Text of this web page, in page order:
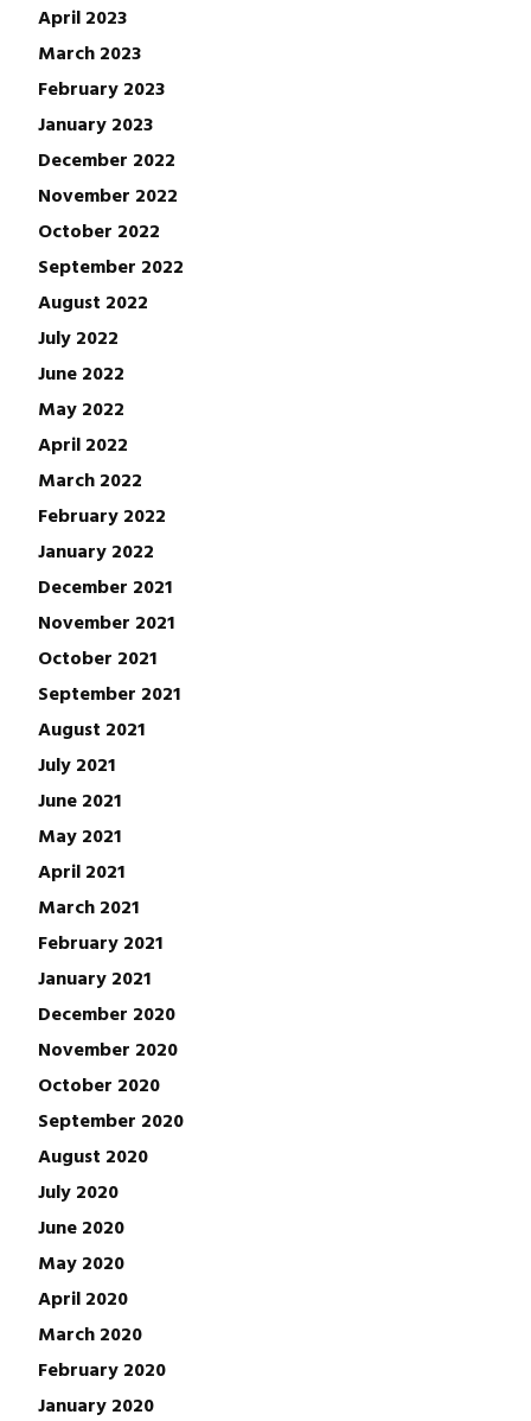
April 2023
March 2023
February 2023
January 2023
December 2022
November 2022
October 2022
September 2022
August 2022
July 2022
June 2022
May 2022
April 2022
March 2022
February 2022
January 2022
December 2021
November 2021
October 2021
September 2021
August 2021
July 2021
June 2021
May 2021
April 2021
March 2021
February 2021
January 2021
December 2020
November 2020
October 2020
September 2020
August 2020
July 2020
June 2020
May 2020
April 2020
March 2020
February 2020
January 2020